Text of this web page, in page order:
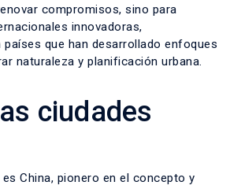
compromisos, sino para
innovadoras,
que han desarrollado enfoques
naturaleza y planificación urbana.
ciudades
China, pionero en el concepto y